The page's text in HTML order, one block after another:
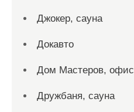
Джокер, сауна
Докавто
Дом Мастеров, офис
Дружбаня, сауна